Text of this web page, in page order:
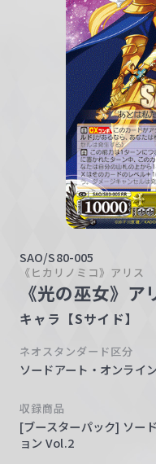
SAO/S80-005
《ヒカリノミコ》アリス
《光の巫女》ア
キャラ【Sサイド】
ネオスタンダード区分
ソードアート・オンライン
収録商品
[ブースターパック] ソー
ョン Vol.2